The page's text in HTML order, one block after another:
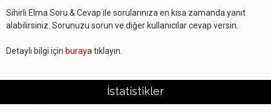
Sihirli Elma Soru & Cevap ile sorularınıza en kısa zamanda yanıt
alabilirsiniz. Sorunuzu sorun ve diğer kullanıcılar cevap versin.
Detaylı bilgi için buraya tıklayın.
İstatistikler